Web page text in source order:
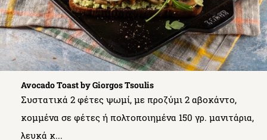
Avocado Toast by Giorgos Tsoulis
Συστατικά 2 φέτες ψωμί, με προζύμι 2 αβοκάντο,
κομμένα σε φέτες ή πολτοποιημένα 150 γρ. μανιτάρια,
λευκά κ...